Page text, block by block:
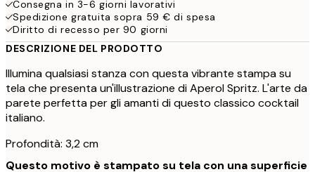
Consegna in 3-6 giorni lavorativi
Spedizione gratuita sopra 59 € di spesa
Diritto di recesso per 90 giorni
DESCRIZIONE DEL PRODOTTO
Illumina qualsiasi stanza con questa vibrante stampa su
tela che presenta un'illustrazione di Aperol Spritz. L'arte da
parete perfetta per gli amanti di questo classico cocktail
italiano.
Profondità: 3,2 cm
Questo motivo è stampato su tela con una superficie